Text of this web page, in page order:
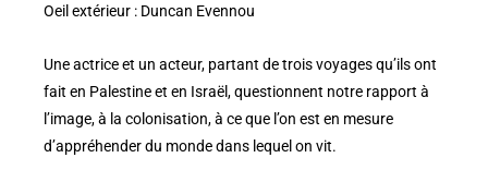
Oeil extérieur : Duncan Evennou
Une actrice et un acteur, partant de trois voyages qu’ils ont
fait en Palestine et en Israël, questionnent notre rapport à
l’image, à la colonisation, à ce que l’on est en mesure
d’appréhender du monde dans lequel on vit.